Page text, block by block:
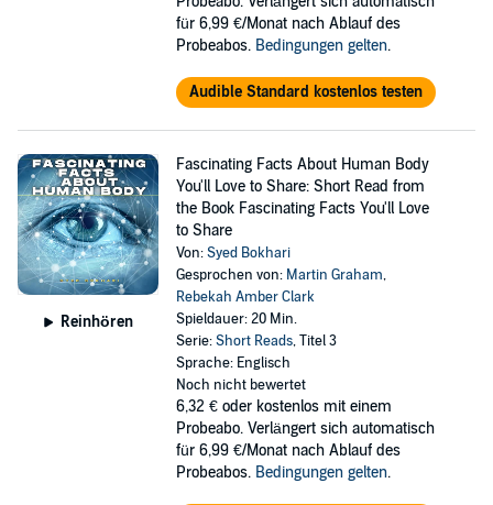
für 6,99 €/Monat nach Ablauf des
Probeabos. Bedingungen gelten.
Audible Standard kostenlos testen
Reinhören
Fascinating Facts About Human Body
You'll Love to Share: Short Read from
the Book Fascinating Facts You'll Love
to Share
Von:Syed Bokhari
Gesprochen von: Martin Graham,
Rebekah Amber Clark
Spieldauer: 20 Min.
Serie:Short Reads, Titel 3
Sprache: Englisch
Noch nicht bewertet
6,32 € oder kostenlos mit einem
Probeabo. Verlängert sich automatisch
für 6,99 €/Monat nach Ablauf des
Probeabos. Bedingungen gelten.